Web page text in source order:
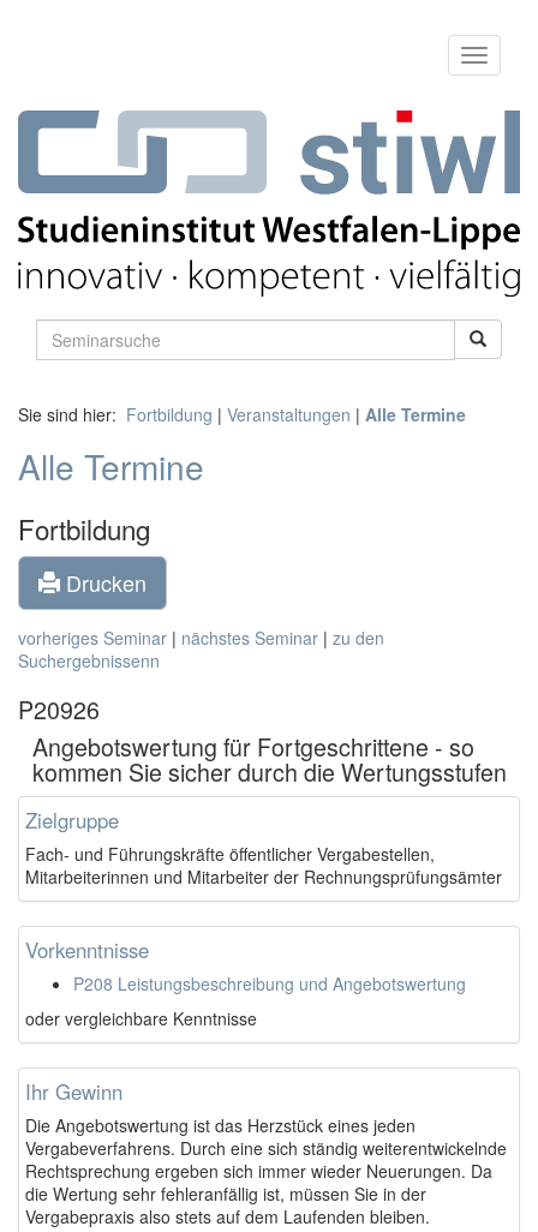
Sie sind hier: Fortbildung | Veranstaltungen | Alle Termine
Alle Termine
Fortbildung
Drucken
vorheriges Seminar | nächstes Seminar | zu den
Suchergebnissenn
P20926
Angebotswertung für Fortgeschrittene - so
kommen Sie sicher durch die Wertungsstufen
Zielgruppe
Fach- und Führungskräfte öffentlicher Vergabestellen,
Mitarbeiterinnen und Mitarbeiter der Rechnungsprüfungsämter
Vorkenntnisse
P208 Leistungsbeschreibung und Angebotswertung
oder vergleichbare Kenntnisse
Ihr Gewinn
Die Angebotswertung ist das Herzstück eines jeden
Vergabeverfahrens. Durch eine sich ständig weiterentwickelnde
Rechtsprechung ergeben sich immer wieder Neuerungen. Da
die Wertung sehr fehleranfällig ist, müssen Sie in der
Vergabepraxis also stets auf dem Laufenden bleiben.